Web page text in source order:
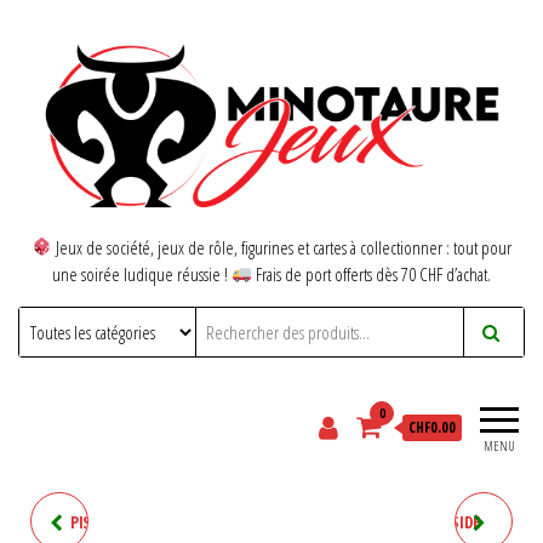
Jeux de société, jeux de rôle, figurines et cartes à collectionner : tout pour
une soirée ludique réussie !
Frais de port offerts dès 70 CHF d’achat.
MENU
0
CHF0.00
PISTE DE DÉS - WOOD SWISS PISTE DE DÉS - FLY TONG SIDE